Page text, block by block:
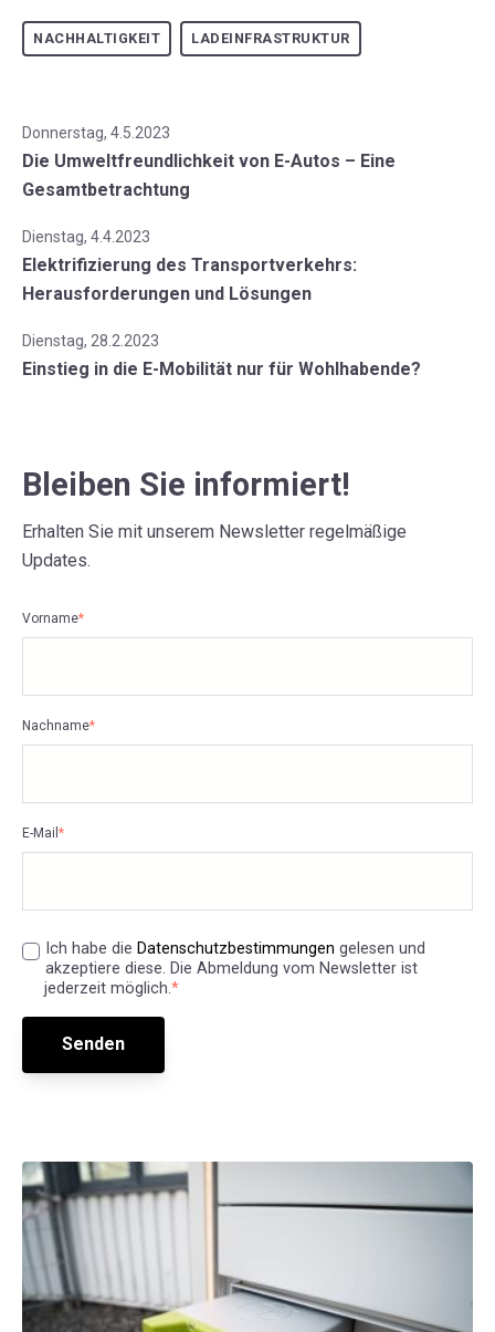
NACHHALTIGKEIT LADEINFRASTRUKTUR
Donnerstag, 4.5.2023
Die Umweltfreundlichkeit von E-Autos – Eine
Gesamtbetrachtung
Dienstag, 4.4.2023
Elektrifizierung des Transportverkehrs:
Herausforderungen und Lösungen
Dienstag, 28.2.2023
Einstieg in die E-Mobilität nur für Wohlhabende?
Bleiben Sie informiert!
Erhalten Sie mit unserem Newsletter regelmäßige
Updates.
Vorname*
Nachname*
E-Mail *
Ich habe die Datenschutzbestimmungen gelesen und
akzeptiere diese. Die Abmeldung vom Newsletter ist
jederzeit möglich.*